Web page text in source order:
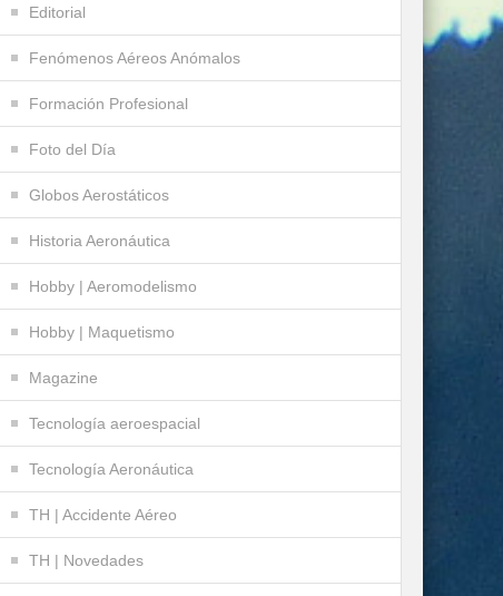
Editorial
Fenómenos Aéreos Anómalos
Formación Profesional
Foto del Día
Globos Aerostáticos
Historia Aeronáutica
Hobby | Aeromodelismo
Hobby | Maquetismo
Magazine
Tecnología aeroespacial
Tecnología Aeronáutica
TH | Accidente Aéreo
TH | Novedades